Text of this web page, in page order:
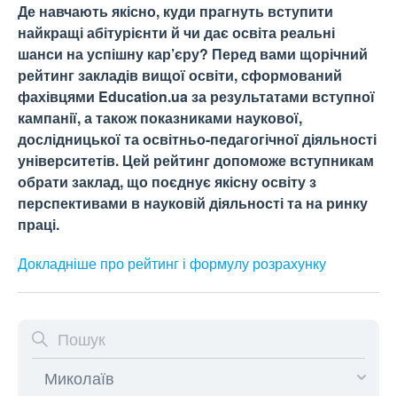
Де навчають якісно, куди прагнуть вступити
найкращі абітурієнти й чи дає освіта реальні
шанси на успішну кар’єру? Перед вами щорічний
рейтинг закладів вищої освіти, сформований
фахівцями Education.ua за результатами вступної
кампанії, а також показниками наукової,
дослідницької та освітньо-педагогічної діяльності
університетів. Цей рейтинг допоможе вступникам
обрати заклад, що поєднує якісну освіту з
перспективами в науковій діяльності та на ринку
праці.
Докладніше про рейтинг і формулу розрахунку